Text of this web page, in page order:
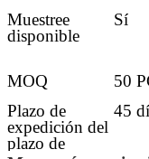
Muestree
disponible
Sí
MOQ
50
Plazo de
expedición del
plazo de
45